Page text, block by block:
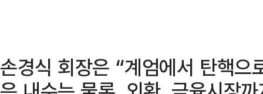
손경식 회장은 “계엄에서 탄핵